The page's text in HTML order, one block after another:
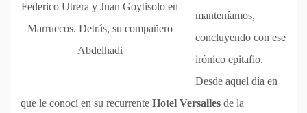
Federico Utrera y Juan Goytisolo en
Marruecos. Detrás, su compañero
Abdelhadi
manteníamos,
concluyendo con ese
irónico epitafio.
Desde aquel día en
que le conocí en su recurrente Hotel Versalles de la